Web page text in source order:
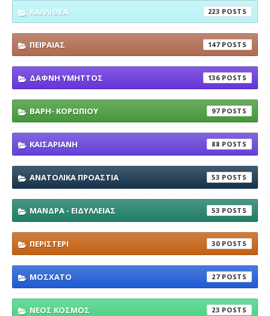
ΚΑΛΛΙΘΕΑ 223
ΠΕΙΡΑΙΑΣ 147
ΔΑΦΝΗ ΥΜΗΤΤΟΣ 136
ΒΑΡΗ- ΚΟΡΩΠΙΟΥ 97
ΚΑΙΣΑΡΙΑΝΗ 88
ΑΝΑΤΟΛΙΚΑ ΠΡΟΑΣΤΙΑ 53
ΜΑΝΔΡΑ - ΕΙΔΥΛΛΕΙΑΣ 53
ΠΕΡΙΣΤΕΡΙ 30
ΜΟΣΧΑΤΟ 27
ΝΕΟΣ ΚΟΣΜΟΣ 23